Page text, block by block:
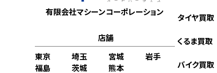
有限会社マシーンコーポレーション
店舗
東京
埼玉 宮城
岩手
福島
茨城 熊本
タイヤ買取
くるま買取
バイク買取